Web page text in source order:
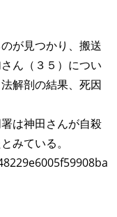
が見つかり、搬送
ん（３５）につい
解剖の結果、死因
は神田さんが自殺
みている。